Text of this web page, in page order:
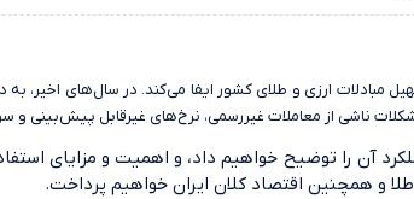
مبادلات ارزی و طلای کشور ایفا می‌کند. در سال‌های اخیر،
ناشی از معاملات غیررسمی، نرخ‌های غیرقابل پیش‌بینی
آن را توضیح خواهیم داد، و اهمیت و مزایای
طلا و همچنین اقتصاد کلان ایران خواهیم پرداخت.